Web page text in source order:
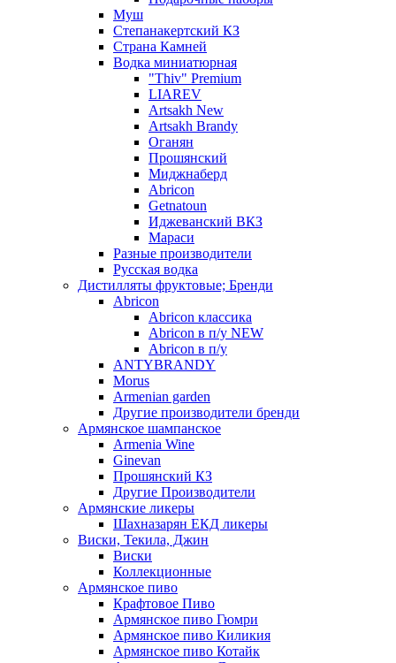
Муш
Степанакертский КЗ
Страна Камней
Водка миниатюрная
"Thiv" Premium
LIAREV
Artsakh New
Artsakh Brandy
Оганян
Прошянский
Миджнаберд
Abricon
Getnatoun
Иджеванский ВКЗ
Мараси
Разные производители
Русская водка
Дистилляты фруктовые; Бренди
Abricon
Abricon классика
Abricon в п/у NEW
Abricon в п/у
ANTYBRANDY
Morus
Armenian garden
Другие производители бренди
Армянское шампанское
Armenia Wine
Ginevan
Прошянский КЗ
Другие Производители
Армянские ликеры
Шахназарян ЕКД ликеры
Виски, Текила, Джин
Виски
Коллекционные
Армянское пиво
Крафтовое Пиво
Армянское пиво Гюмри
Армянское пиво Киликия
Армянское пиво Котайк